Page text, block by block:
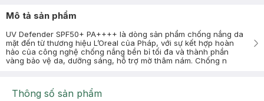
Mô tả sản phẩm
UV Defender SPF50+ PA++++ là dòng sản phẩm chống nắng da
mặt đến từ thương hiệu L’Oreal của Pháp, với sự kết hợp hoàn
hảo của công nghệ chống nắng bền bỉ tối đa và thành phần
vàng bảo vệ da, dưỡng sáng, hỗ trợ mờ thâm nám. Chống n
Thông số sản phẩm